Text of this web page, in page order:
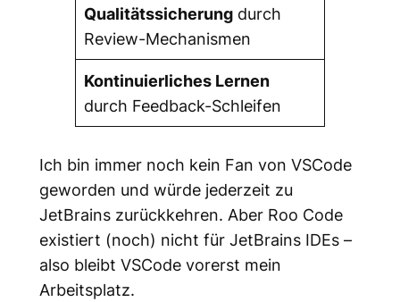
Qualitätssicherungdurch
Review-Mechanismen
Kontinuierliches Lernen
durch Feedback-Schleifen
Ich bin immer noch kein Fan von VSCode
geworden und würde jederzeit zu
JetBrains zurückkehren. Aber Roo Code
existiert (noch) nicht für JetBrains IDEs –
also bleibt VSCode vorerst mein
Arbeitsplatz.